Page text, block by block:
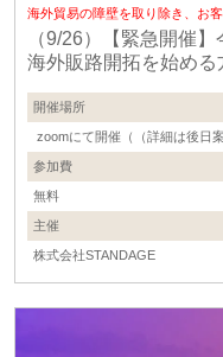
海外貿易の障壁を取り除き、お
（9/26）【緊急開催
海外販路開拓を始める
開催場所
zoomにて開催（（詳細は後日
参加費
無料
主催
株式会社STANDAGE